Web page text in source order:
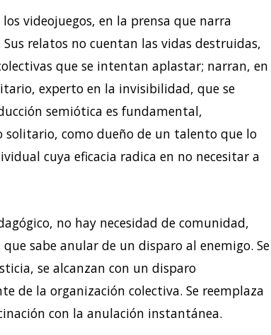
videojuegos, en la prensa que narra
relatos no cuentan las vidas destruidas,
que se intentan aplastar; narran, en
experto en la invisibilidad, que se
semiótica es fundamental,
como dueño de un talento que lo
cuya eficacia radica en no necesitar a
no hay necesidad de comunidad,
sabe anular de un disparo al enemigo. Se
se alcanzan con un disparo
de la organización colectiva. Se reemplaza
con la anulación instantánea.